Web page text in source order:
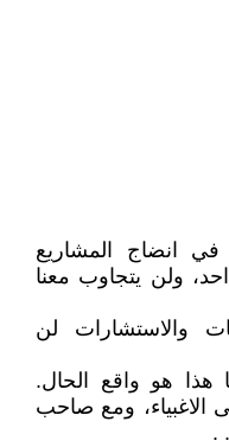
في انضاج المشاريع
ولن يتجاوب معنا
والاستشارات لن
هذا هو واقع الحال.
الاغبياء، ومع صاحب
.